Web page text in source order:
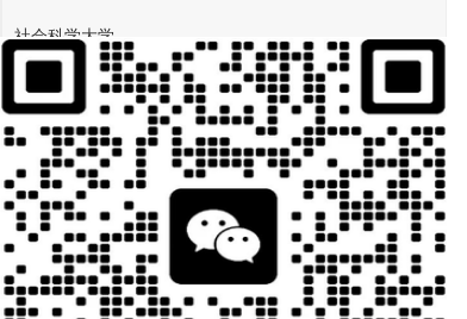
社会科学大学
政治外交、公共人才学部、心理学、文献情报、新闻传媒
学部、城市规划/不动产学、社会学
社会福利学部：儿童福利、青少年学、家庭福利
师范大学
教育学、幼儿教育、英语教育、家庭教育、体育教育